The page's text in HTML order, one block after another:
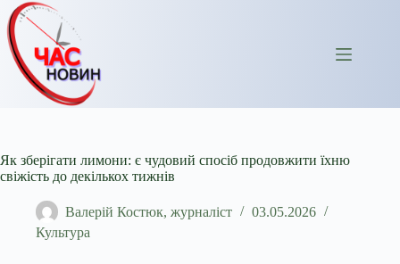
Перейти
до
вмісту
Як зберігати лимони: є чудовий спосіб продовжити їхню
свіжість до декількох тижнів
Валерій Костюк, журналіст
03.05.2026
Культура